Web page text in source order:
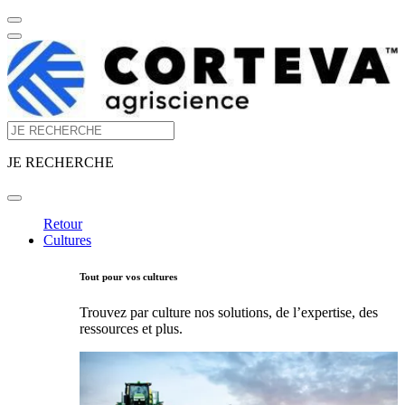
JE RECHERCHE
Retour
Cultures
Tout pour vos cultures
Trouvez par culture nos solutions, de l’expertise, des
ressources et plus.